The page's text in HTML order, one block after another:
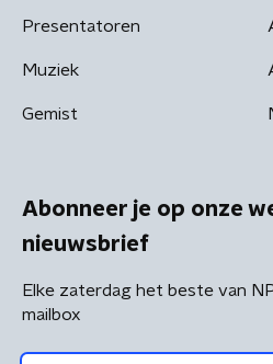
Presentatoren
Muziek
Gemist
Abonneer je op onze
nieuwsbrief
Elke zaterdag het beste van
mailbox